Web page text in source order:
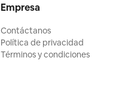
Empresa
Contáctanos
Política de privacidad
Términos y condiciones